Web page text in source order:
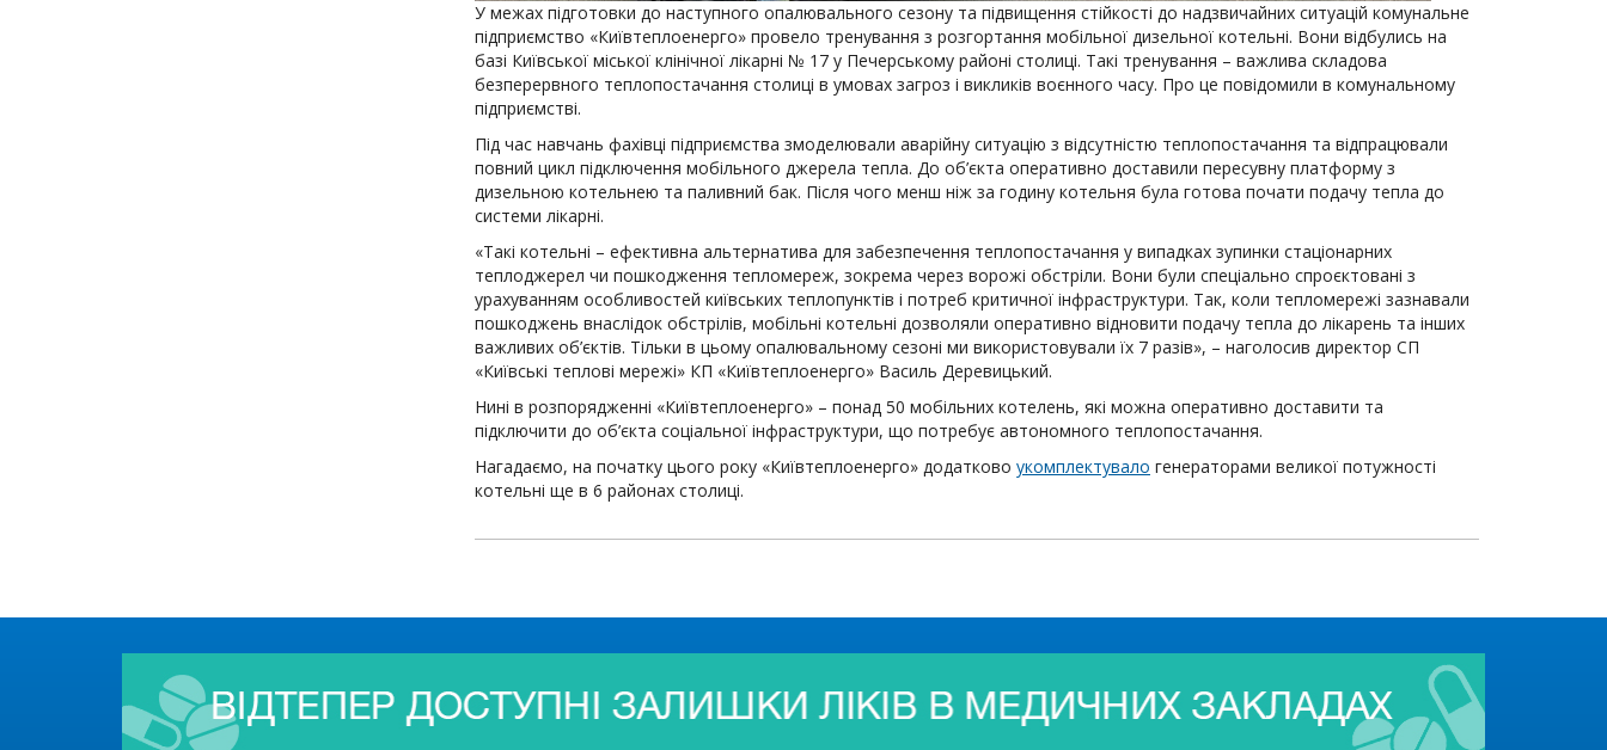
У межах підготовки до наступного опалювального сезону та підвищення стійкості до надзвичайних ситуацій комунальне
підприємство «Київтеплоенерго» провело тренування з розгортання мобільної дизельної котельні. Вони відбулись на
базі Київської міської клінічної лікарні № 17 у Печерському районі столиці. Такі тренування – важлива складова
безперервного теплопостачання столиці в умовах загроз і викликів воєнного часу. Про це повідомили в комунальному
підприємстві.
Під час навчань фахівці підприємства змоделювали аварійну ситуацію з відсутністю теплопостачання та відпрацювали
повний цикл підключення мобільного джерела тепла. До об’єкта оперативно доставили пересувну платформу з
дизельною котельнею та паливний бак. Після чого менш ніж за годину котельня була готова почати подачу тепла до
системи лікарні.
«Такі котельні – ефективна альтернатива для забезпечення теплопостачання у випадках зупинки стаціонарних
теплоджерел чи пошкодження тепломереж, зокрема через ворожі обстріли. Вони були спеціально спроєктовані з
урахуванням особливостей київських теплопунктів і потреб критичної інфраструктури. Так, коли тепломережі зазнавали
пошкоджень внаслідок обстрілів, мобільні котельні дозволяли оперативно відновити подачу тепла до лікарень та інших
важливих об’єктів. Тільки в цьому опалювальному сезоні ми використовували їх 7 разів», – наголосив директор СП
«Київські теплові мережі» КП «Київтеплоенерго» Василь Деревицький.
Нині в розпорядженні «Київтеплоенерго» – понад 50 мобільних котелень, які можна оперативно доставити та
підключити до об’єкта соціальної інфраструктури, що потребує автономного теплопостачання.
Нагадаємо, на початку цього року «Київтеплоенерго» додатково укомплектувало генераторами великої потужності
котельні ще в 6 районах столиці.